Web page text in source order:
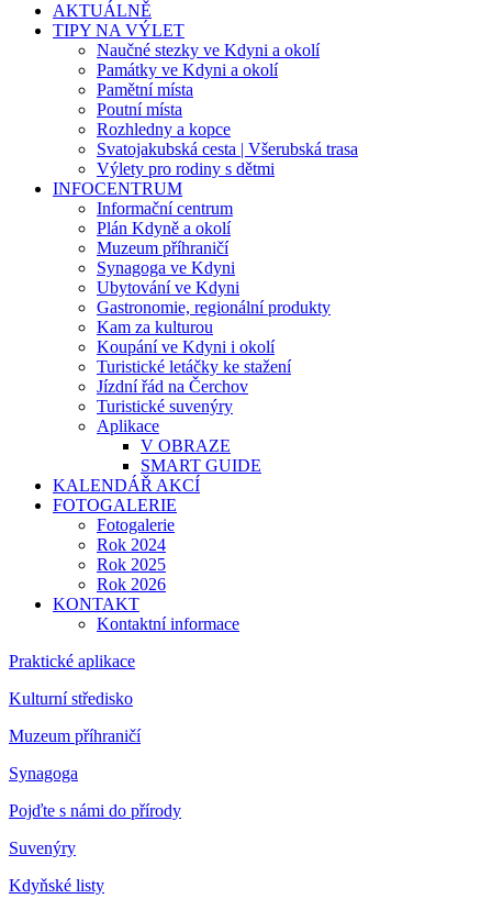
AKTUÁLNĚ
TIPY NA VÝLET
Naučné stezky ve Kdyni a okolí
Památky ve Kdyni a okolí
Pamětní místa
Poutní místa
Rozhledny a kopce
Svatojakubská cesta | Všerubská trasa
Výlety pro rodiny s dětmi
INFOCENTRUM
Informační centrum
Plán Kdyně a okolí
Muzeum příhraničí
Synagoga ve Kdyni
Ubytování ve Kdyni
Gastronomie, regionální produkty
Kam za kulturou
Koupání ve Kdyni i okolí
Turistické letáčky ke stažení
Jízdní řád na Čerchov
Turistické suvenýry
Aplikace
V OBRAZE
SMART GUIDE
KALENDÁŘ AKCÍ
FOTOGALERIE
Fotogalerie
Rok 2024
Rok 2025
Rok 2026
KONTAKT
Kontaktní informace
Praktické aplikace
Kulturní středisko
Muzeum příhraničí
Synagoga
Pojďte s námi do přírody
Suvenýry
Kdyňské listy